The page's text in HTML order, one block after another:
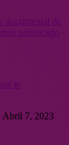
Abril 7, 2023